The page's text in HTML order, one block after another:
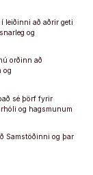
leiðinni að aðrir geti
og
orðinn að
og
sé þörf fyrir
og hagsmunum
Samstöðinni og þar